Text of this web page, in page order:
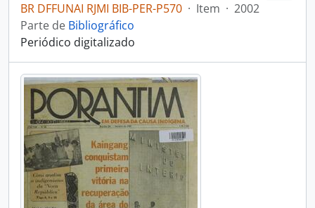
BR DFFUNAI RJMI BIB-PER-P570 · Item · 2002
Parte de Bibliográfico
Periódico digitalizado